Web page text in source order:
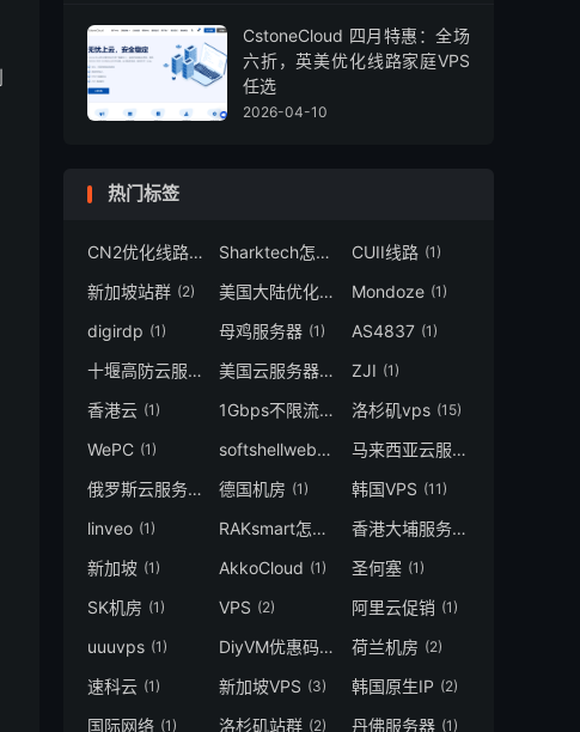
CstoneCloud 四月特惠：全场
六折，英美优化线路家庭VPS
任选
2026-04-10
热门标签
CN2优化线路
(1) Sharktech怎么样 (1)
CUII线路 (1)
新加坡站群 (2) 美国大陆优化
(1) Mondoze (1)
digirdp (1) 母鸡服务器 (1) AS4837 (1)
十堰高防云服务器 (1) 美国云服务器(2) ZJI (1)
香港云 (1) 1Gbps不限流量 (4)
洛杉矶vps (15)
WePC (1) softshellweb优惠码 (1) 马来西亚云服务器
俄罗斯云服务器 (1)
德国机房 (1) 韩国VPS (11)
linveo (1) RAKsmart怎么样 (4) 香港大埔服务器
新加坡 (1) AkkoCloud (1) 圣何塞 (1)
SK机房 (1) VPS (2) 阿里云促销 (1)
uuuvps (1) DiyVM优惠码
(1) 荷兰机房 (2)
速科云 (1) 新加坡VPS (3) 韩国原生IP (2)
国际网络 (1) 洛杉矶站群 (2) 丹佛服务器 (1)